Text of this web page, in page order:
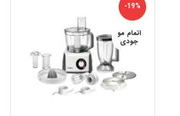
-19%
اتمام مو
جودی